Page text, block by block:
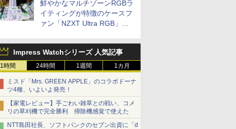
鮮やかなマルチゾーンRGBラ
イティングが特徴のケースフ
ァン「NZXT Ultra RGB」が
Impress Watchシリーズ 人気記事
1時間 24時間 1週間 1カ月
ミスド「Mrs. GREEN APPLE」のコラボドーナ
ツ4種、いよいよ発売！
【家電レビュー】手ごわい雑草との戦い、コメ
リの草刈機で完全勝利 掃除機感覚で使えた
NTT島田社長、ソフトバンクのセブン出資に「d